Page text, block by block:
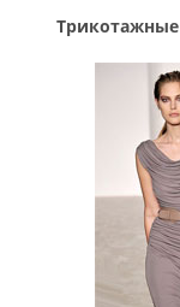
Трикотажные